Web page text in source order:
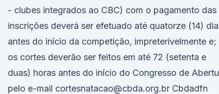
- clubes integrados ao CBC) com o pagamento das
inscrições deverá ser efetuado até quatorze (14)
antes do início da competição, impreterivelmente e;
os cortes deverão ser feitos em até 72 (setenta e
duas) horas antes do início do Congresso de
pelo e-mail cortesnatacao@cbda.org.br Cbdadfn